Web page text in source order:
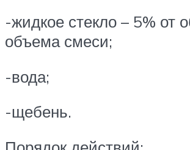
-жидкое стекло – 5% от
объема смеси;
-вода;
-щебень.